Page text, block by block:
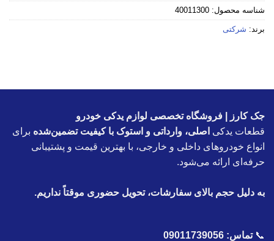
شناسه محصول: 40011300
برند: شرکتی
جک کارز | فروشگاه تخصصی لوازم یدکی خودرو
قطعات یدکی اصلی، وارداتی و استوک با کیفیت تضمین‌شده برای
انواع خودروهای داخلی و خارجی، با بهترین قیمت و پشتیبانی
حرفه‌ای ارائه می‌شود.
به دلیل حجم بالای سفارشات، تحویل حضوری موقتاً نداریم.
📞تماس: 09011739056